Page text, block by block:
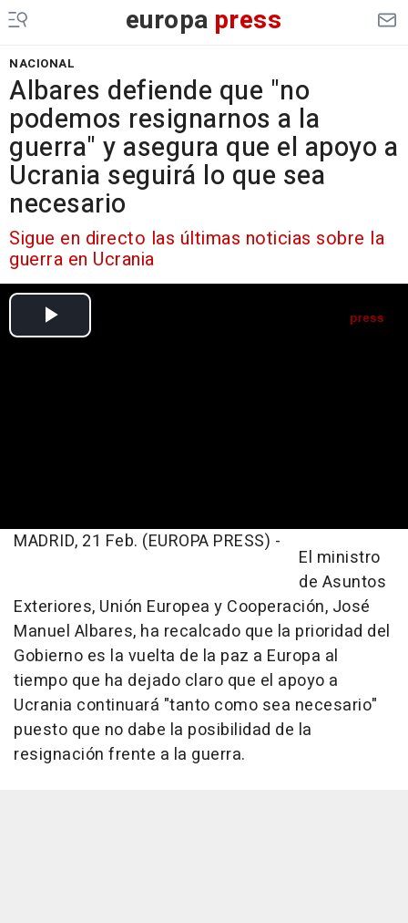
europa press
NACIONAL
Albares defiende que "no
podemos resignarnos a la
guerra" y asegura que el apoyo a
Ucrania seguirá lo que sea
necesario
Sigue en directo las últimas noticias sobre la
guerra en Ucrania
MADRID, 21 Feb. (EUROPA PRESS) -
El ministro
de Asuntos
Exteriores, Unión Europea y Cooperación, José
Manuel Albares, ha recalcado que la prioridad del
Gobierno es la vuelta de la paz a Europa al
tiempo que ha dejado claro que el apoyo a
Ucrania continuará "tanto como sea necesario"
puesto que no dabe la posibilidad de la
resignación frente a la guerra.